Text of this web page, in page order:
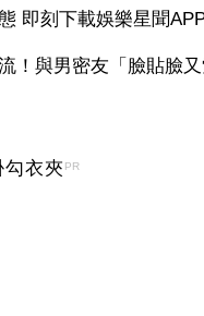
即刻下載娛樂星聞
！與男密友「臉貼臉
衣夾 PR